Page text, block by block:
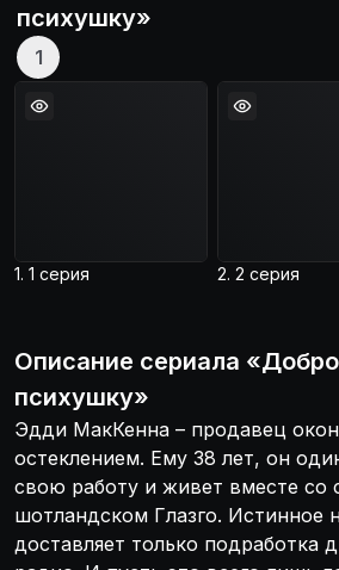
психушку»
1
1. 1 серия 2. 2 серия
Описание сериала «
психушку»
Эдди МакКенна – продавец
остеклением. Ему 38 лет, он
свою работу и живет вместе со
шотландском Глазго. Истинное
доставляет только подработка